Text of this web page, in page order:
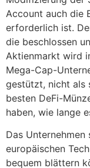
Account auch die
erforderlich ist.
die beschlossen
Aktienmarkt wird
Mega-Cap-
gestützt, nicht als
besten DeFi-
haben, wie lange
Das
europäischen
bequem blättern